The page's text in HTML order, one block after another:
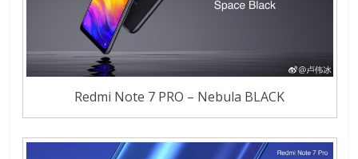
Redmi Note 7 PRO – Nebula BLACK